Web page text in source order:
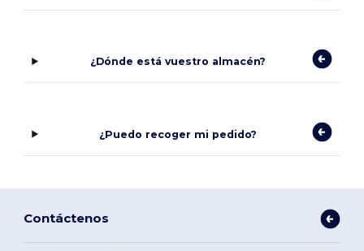
¿Dónde está vuestro almacén?
¿Puedo recoger mi pedido?
Contáctenos